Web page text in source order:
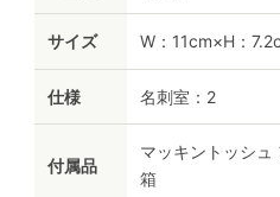
サイズ W：11cm×H：
仕様 名刺室：2
付属品
マッキントッシュ
箱